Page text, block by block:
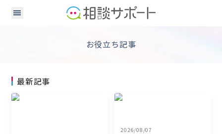
お役立ち記事
最新記事
2026/08/07